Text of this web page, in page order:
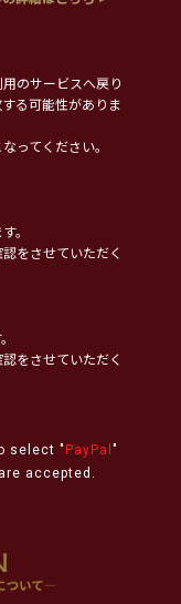
のサービスへ戻り
る可能性がありま
ってください。
。
をさせていただく
をさせていただく
select " PayPal "
accepted.